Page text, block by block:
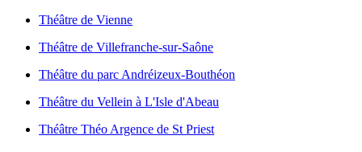
Théâtre de Vienne
Théâtre de Villefranche-sur-Saône
Théâtre du parc Andréizeux-Bouthéon
Théâtre du Vellein à L'Isle d'Abeau
Théâtre Théo Argence de St Priest